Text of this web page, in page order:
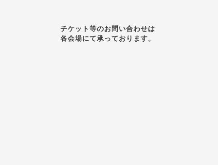
チケット等のお問い合わせは
各会場にて承っております。